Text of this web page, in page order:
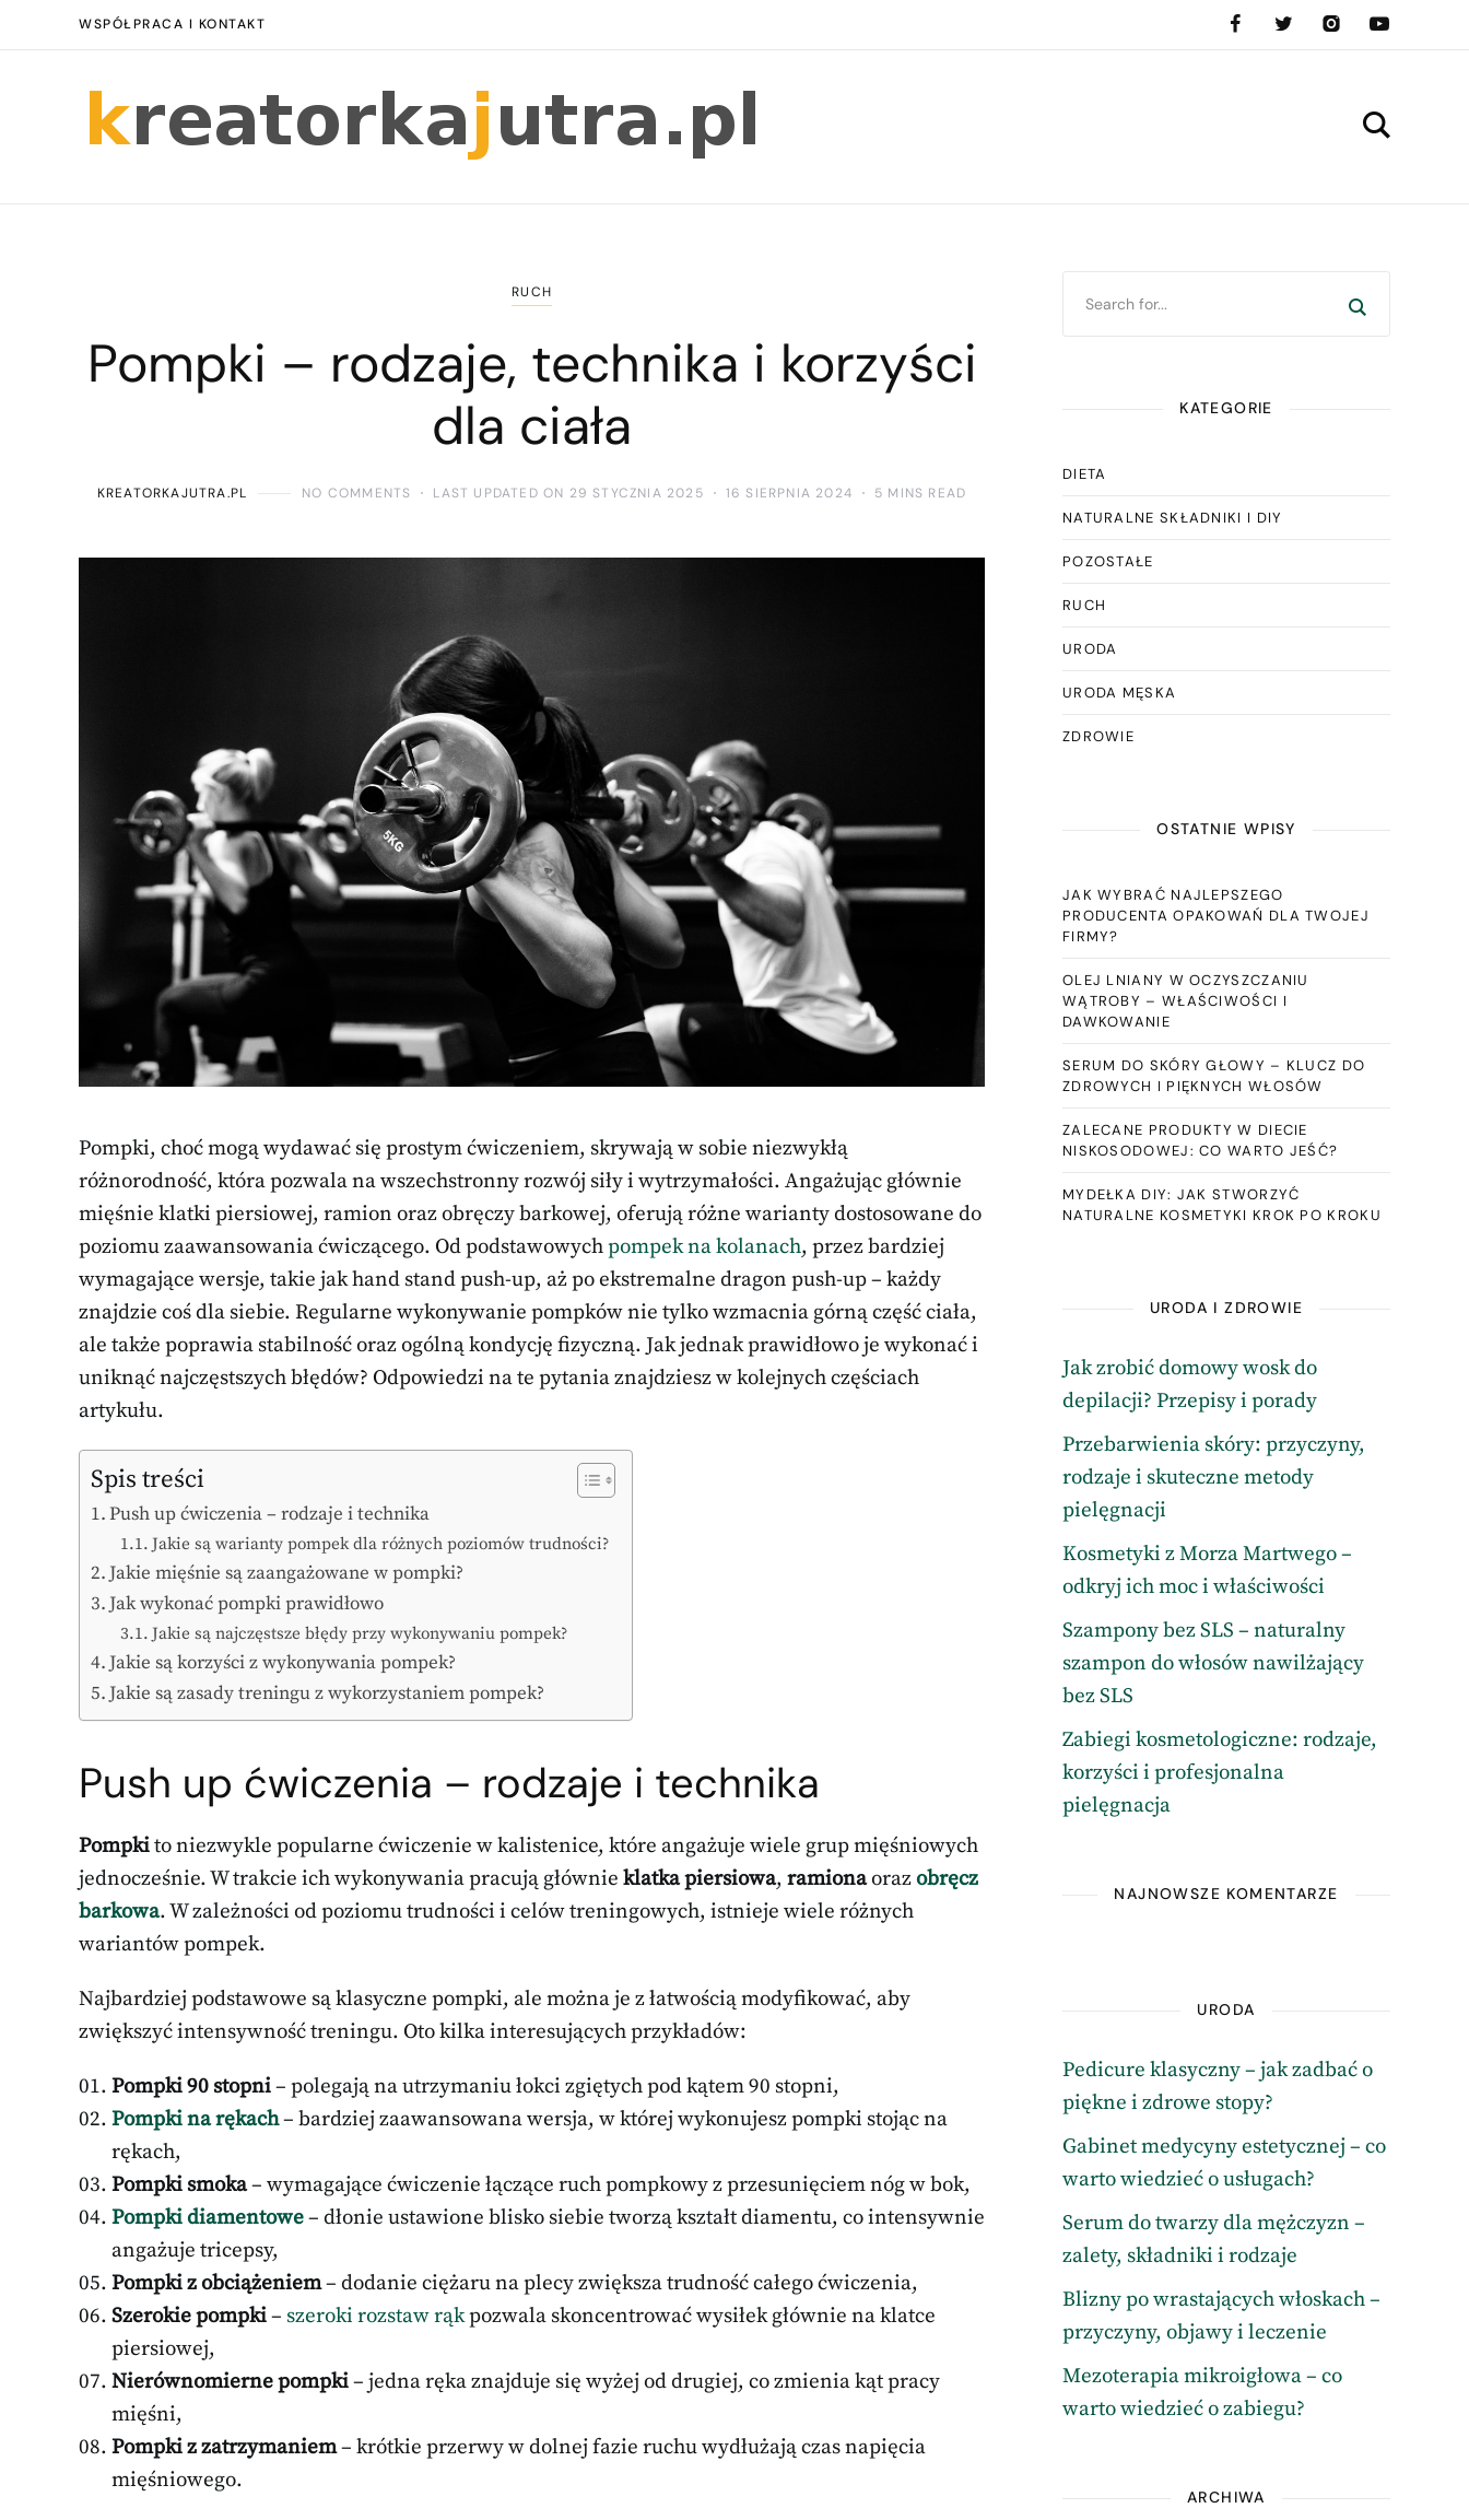
WSPÓŁPRACA I KONTAKT
RUCH
Pompki – rodzaje, technika i korzyści
dla ciała
KREATORKAJUTRA.PL NO COMMENTS LAST UPDATED ON 29 STYCZNIA 2025 16 SIERPNIA 2024 5 MINS READ
Pompki, choć mogą wydawać się prostym ćwiczeniem, skrywają w sobie niezwykłą
różnorodność, która pozwala na wszechstronny rozwój siły i wytrzymałości. Angażując głównie
mięśnie klatki piersiowej, ramion oraz obręczy barkowej, oferują różne warianty dostosowane do
poziomu zaawansowania ćwiczącego. Od podstawowychpompek na kolanach, przez bardziej
wymagające wersje, takie jak hand stand push-up, aż po ekstremalne dragon push-up – każdy
znajdzie coś dla siebie. Regularne wykonywanie pompków nie tylko wzmacnia górną część ciała,
ale także poprawia stabilność oraz ogólną kondycję fizyczną. Jak jednak prawidłowo je wykonać i
uniknąć najczęstszych błędów? Odpowiedzi na te pytania znajdziesz w kolejnych częściach
artykułu.
Spis treści
Push up ćwiczenia – rodzaje i technika
Jakie są warianty pompek dla różnych poziomów trudności?
Jakie mięśnie są zaangażowane w pompki?
Jak wykonać pompki prawidłowo
Jakie są najczęstsze błędy przy wykonywaniu pompek?
Jakie są korzyści z wykonywania pompek?
Jakie są zasady treningu z wykorzystaniem pompek?
Push up ćwiczenia – rodzaje i technika
Pompkito niezwykle popularne ćwiczenie w kalistenice, które angażuje wiele grup mięśniowych
jednocześnie. W trakcie ich wykonywania pracują głównie klatka piersiowa, ramionaorazobręcz
barkowa. W zależności od poziomu trudności i celów treningowych, istnieje wiele różnych
wariantów pompek.
Najbardziej podstawowe są klasyczne pompki, ale można je z łatwością modyfikować, aby
zwiększyć intensywność treningu. Oto kilka interesujących przykładów:
Pompki 90 stopni– polegają na utrzymaniu łokci zgiętych pod kątem 90 stopni,
Pompki na rękach– bardziej zaawansowana wersja, w której wykonujesz pompki stojąc na
rękach,
Pompki smoka– wymagające ćwiczenie łączące ruch pompkowy z przesunięciem nóg w bok,
Pompki diamentowe– dłonie ustawione blisko siebie tworzą kształt diamentu, co intensywnie
angażuje tricepsy,
Pompki z obciążeniem– dodanie ciężaru na plecy zwiększa trudność całego ćwiczenia,
Szerokie pompki– szeroki rozstaw rąkpozwala skoncentrować wysiłek głównie na klatce
piersiowej,
Nierównomierne pompki– jedna ręka znajduje się wyżej od drugiej, co zmienia kąt pracy
mięśni,
Pompki z zatrzymaniem– krótkie przerwy w dolnej fazie ruchu wydłużają czas napięcia
mięśniowego.
KATEGORIE
DIETA
NATURALNE SKŁADNIKI I DIY
POZOSTAŁE
RUCH
URODA
URODA MĘSKA
ZDROWIE
OSTATNIE WPISY
JAK WYBRAĆ NAJLEPSZEGO
PRODUCENTA OPAKOWAŃ DLA TWOJEJ
FIRMY?
OLEJ LNIANY W OCZYSZCZANIU
WĄTROBY – WŁAŚCIWOŚCI I
DAWKOWANIE
SERUM DO SKÓRY GŁOWY – KLUCZ DO
ZDROWYCH I PIĘKNYCH WŁOSÓW
ZALECANE PRODUKTY W DIECIE
NISKOSODOWEJ: CO WARTO JEŚĆ?
MYDEŁKA DIY: JAK STWORZYĆ
NATURALNE KOSMETYKI KROK PO KROKU
URODA I ZDROWIE
Jak zrobić domowy wosk do
depilacji? Przepisy i porady
Przebarwienia skóry: przyczyny,
rodzaje i skuteczne metody
pielęgnacji
Kosmetyki z Morza Martwego –
odkryj ich moc i właściwości
Szampony bez SLS – naturalny
szampon do włosów nawilżający
bez SLS
Zabiegi kosmetologiczne: rodzaje,
korzyści i profesjonalna
pielęgnacja
NAJNOWSZE KOMENTARZE
URODA
Pedicure klasyczny – jak zadbać o
piękne i zdrowe stopy?
Gabinet medycyny estetycznej – co
warto wiedzieć o usługach?
Serum do twarzy dla mężczyzn –
zalety, składniki i rodzaje
Blizny po wrastających włoskach –
przyczyny, objawy i leczenie
Mezoterapia mikroigłowa – co
warto wiedzieć o zabiegu?
ARCHIWA